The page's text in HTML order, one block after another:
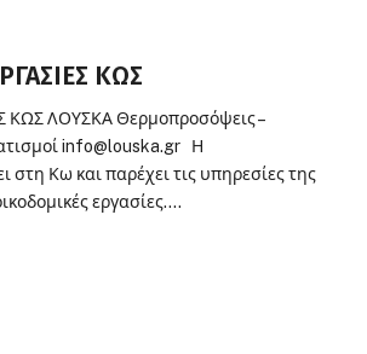
ΚΩΣ
ΚΩΣ ΛΟΥΣΚΑ Θερμοπροσόψεις –
info@louska.gr Η
στη Κω και παρέχει τις υπηρεσίες της
εργασίες.…